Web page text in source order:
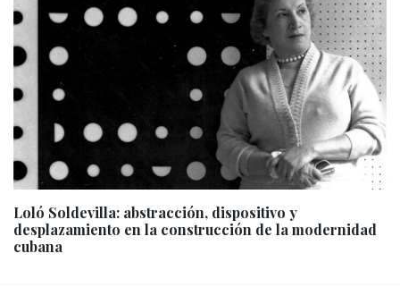
Loló Soldevilla: abstracción, dispositivo y
desplazamiento en la construcción de la modernidad
cubana